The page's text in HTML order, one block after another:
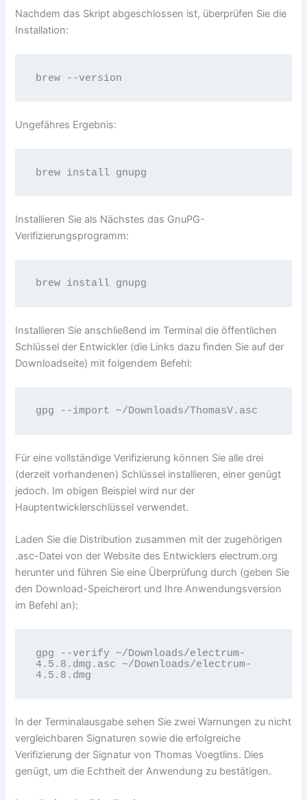
Nachdem das Skript abgeschlossen ist, überprüfen Sie die
Installation:
brew --version
Ungefähres Ergebnis:
brew install gnupg
Installieren Sie als Nächstes das GnuPG-
Verifizierungsprogramm:
brew install gnupg
Installieren Sie anschließend im Terminal die öffentlichen
Schlüssel der Entwickler (die Links dazu finden Sie auf der
Downloadseite) mit folgendem Befehl:
gpg --import ~/Downloads/ThomasV.asc
Für eine vollständige Verifizierung können Sie alle drei
(derzeit vorhandenen) Schlüssel installieren, einer genügt
jedoch. Im obigen Beispiel wird nur der
Hauptentwicklerschlüssel verwendet.
Laden Sie die Distribution zusammen mit der zugehörigen
.asc-Datei von der Website des Entwicklers electrum.org
herunter und führen Sie eine Überprüfung durch (geben Sie
den Download-Speicherort und Ihre Anwendungsversion
im Befehl an):
gpg --verify ~/Downloads/electrum-
4.5.8.dmg.asc ~/Downloads/electrum-
4.5.8.dmg
In der Terminalausgabe sehen Sie zwei Warnungen zu nicht
vergleichbaren Signaturen sowie die erfolgreiche
Verifizierung der Signatur von Thomas Voegtlins. Dies
genügt, um die Echtheit der Anwendung zu bestätigen.